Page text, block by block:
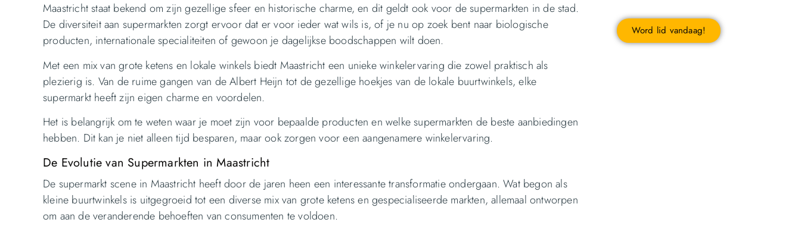
Maastricht staat bekend om zijn gezellige sfeer en historische charme, en dit geldt ook voor de supermarkten in de stad.
De diversiteit aan supermarkten zorgt ervoor dat er voor ieder wat wils is, of je nu op zoek bent naar biologische
producten, internationale specialiteiten of gewoon je dagelijkse boodschappen wilt doen.
Met een mix van grote ketens en lokale winkels biedt Maastricht een unieke winkelervaring die zowel praktisch als
plezierig is. Van de ruime gangen van de Albert Heijn tot de gezellige hoekjes van de lokale buurtwinkels, elke
supermarkt heeft zijn eigen charme en voordelen.
Het is belangrijk om te weten waar je moet zijn voor bepaalde producten en welke supermarkten de beste aanbiedingen
hebben. Dit kan je niet alleen tijd besparen, maar ook zorgen voor een aangenamere winkelervaring.
De Evolutie van Supermarkten in Maastricht
De supermarkt scene in Maastricht heeft door de jaren heen een interessante transformatie ondergaan. Wat begon als
kleine buurtwinkels is uitgegroeid tot een diverse mix van grote ketens en gespecialiseerde markten, allemaal ontworpen
om aan de veranderende behoeften van consumenten te voldoen.
Word lid vandaag!